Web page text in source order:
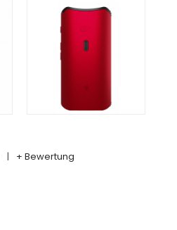
| + Bewertung